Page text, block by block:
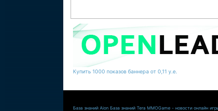
Купить 1000 показов баннера от 0,11 у.е.
База знаний Aion База знаний Tera MMOGame - новости онлайн